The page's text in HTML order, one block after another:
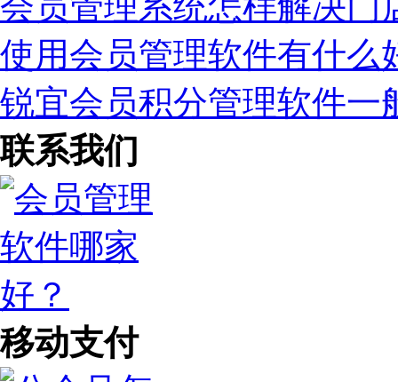
使用会员管理软件有什么
锐宜会员积分管理软件一
联系我们
移动支付